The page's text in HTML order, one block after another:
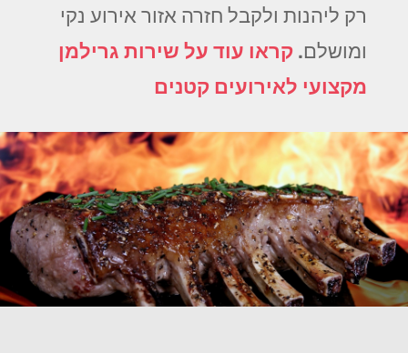
רק ליהנות ולקבל חזרה אזור אירוע נקי
ומושלם. קראו עוד על שירות גרילמן
מקצועי לאירועים קטנים